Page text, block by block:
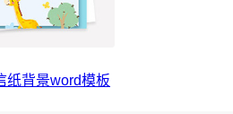
纸背景word模板